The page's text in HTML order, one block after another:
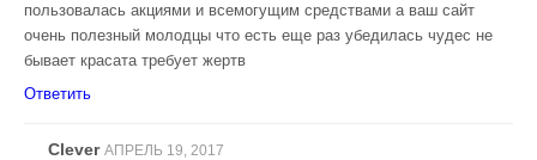
пользовалась акциями и всемогущим средствами а ваш сайт
очень полезный молодцы что есть еще раз убедилась чудес не
бывает красата требует жертв
Ответить
Clever АПРЕЛЬ 19, 2017